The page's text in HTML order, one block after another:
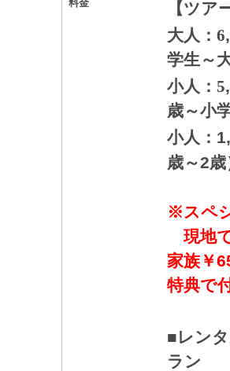
料金
【ツア
大人：6
学生～
小人：5
歳～小
小人：
歳～2歳
※スペ
現地
家族￥
特典で
■レン
ラン